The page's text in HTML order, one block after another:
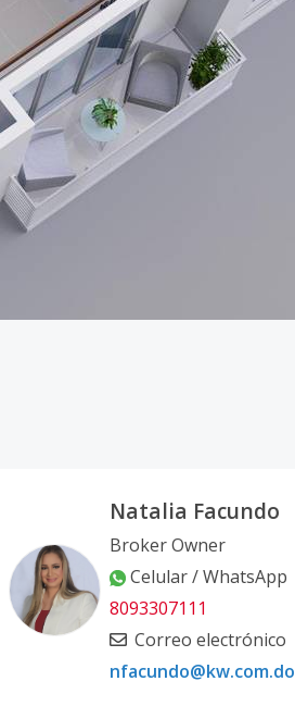
Natalia Facundo
Broker Owner
Celular / WhatsApp
8093307111
Correo electrónico
nfacundo@kw.com.do